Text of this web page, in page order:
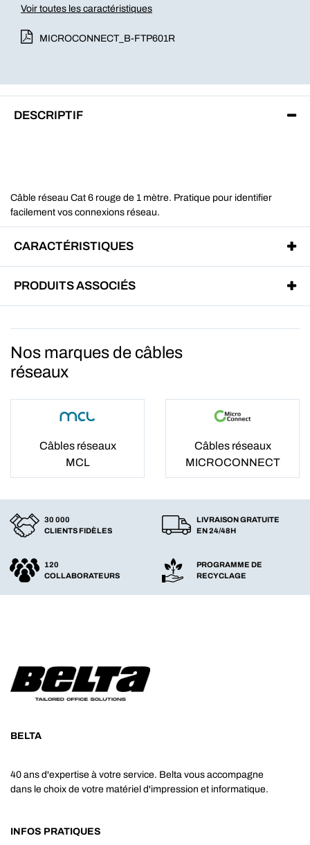
Voir toutes les caractéristiques
MICROCONNECT_B-FTP601R
DESCRIPTIF
Câble réseau Cat 6 rouge de 1 mètre. Pratique pour identifier
facilement vos connexions réseau.
CARACTÉRISTIQUES
PRODUITS ASSOCIÉS
Nos marques de câbles
réseaux
Câbles réseaux
MCL
Câbles réseaux
MICROCONNECT
30 000
CLIENTS FIDÈLES
LIVRAISON GRATUITE
EN 24/48H
120
COLLABORATEURS
PROGRAMME DE
RECYCLAGE
BELTA
40 ans d'expertise à votre service. Belta vous accompagne
dans le choix de votre matériel d'impression et informatique.
INFOS PRATIQUES